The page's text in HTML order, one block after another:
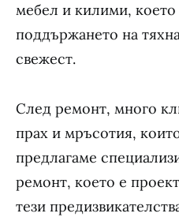
мебел и килими, което
поддържането на
свежест.
След ремонт, много
прах и мръсотия,
предлагаме
ремонт, което е
тези